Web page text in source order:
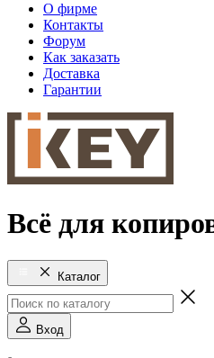
О фирме
Контакты
Форум
Как заказать
Доставка
Гарантии
Всё для
Каталог
Вход